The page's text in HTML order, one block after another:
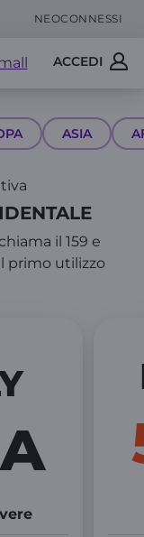
NEOCONNESSI
ACCEDI
ASIA
il 159 e
primo utilizzo